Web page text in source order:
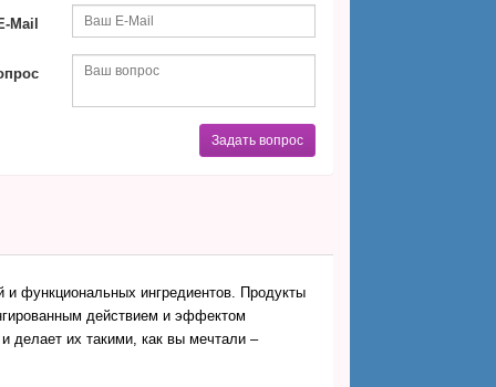
Mail
Задать вопрос
и функциональных ингредиентов. Продукты
действием и эффектом
делает их такими, как вы мечтали –